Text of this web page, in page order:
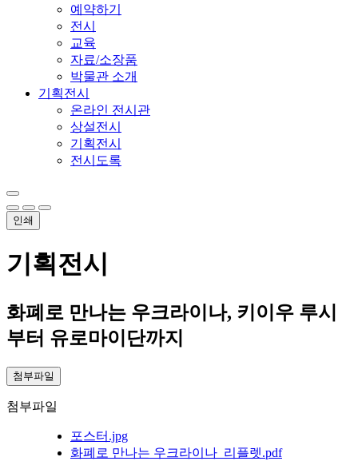
예약하기
전시
교육
자료/소장품
박물관 소개
기획전시
온라인 전시관
상설전시
기획전시
전시도록
인쇄
기획전시
화폐로 만나는 우크라이나, 키이우 루시
부터 유로마이단까지
첨부파일
첨부파일
포스터.jpg
화폐로 만나는 우크라이나_리플렛.pdf